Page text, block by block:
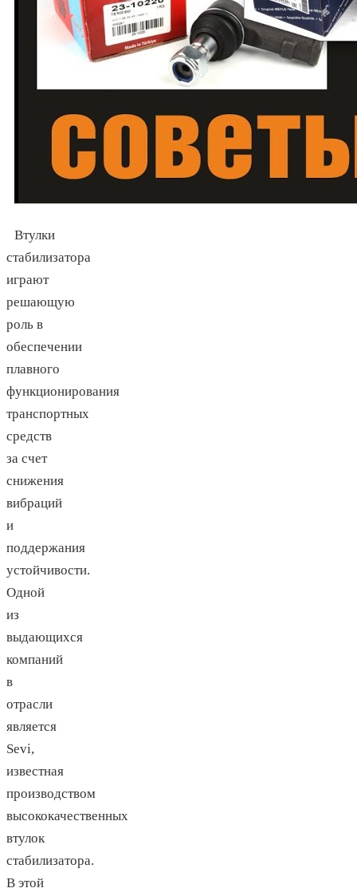
Втулки
стабилизатора
играют
решающую
роль в
обеспечении
плавного
функционирования
транспортных
средств
за счет
снижения
вибраций
и
поддержания
устойчивости.
Одной
из
выдающихся
компаний
в
отрасли
является
Sevi,
известная
производством
высококачественных
втулок
стабилизатора.
В этой